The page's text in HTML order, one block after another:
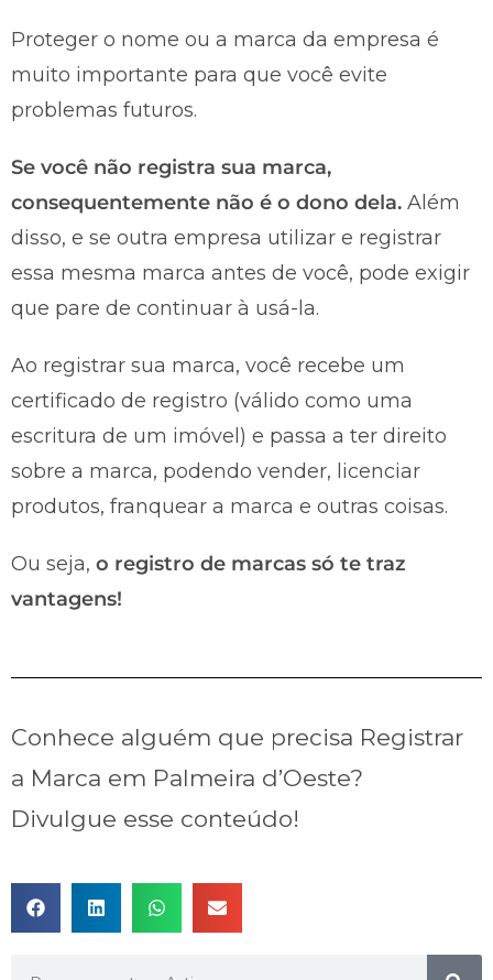
Proteger o nome ou a marca da empresa é
muito importante para que você evite
problemas futuros.
Se você não registra sua marca,
consequentemente não é o dono dela. Além
disso, e se outra empresa utilizar e registrar
essa mesma marca antes de você, pode exigir
que pare de continuar à usá-la.
Ao registrar sua marca, você recebe um
certificado de registro (válido como uma
escritura de um imóvel) e passa a ter direito
sobre a marca, podendo vender, licenciar
produtos, franquear a marca e outras coisas.
Ou seja, o registro de marcas só te traz
vantagens!
Conhece alguém que precisa Registrar
a Marca em Palmeira d’Oeste?
Divulgue esse conteúdo!